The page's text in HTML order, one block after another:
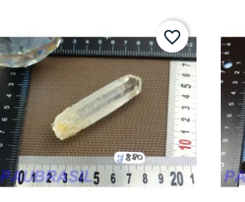
favorite_border